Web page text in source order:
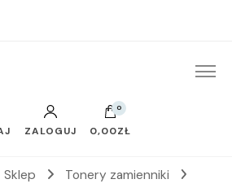
ZALOGUJ
0
0,00ZŁ
Sklep
Tonery zamienniki